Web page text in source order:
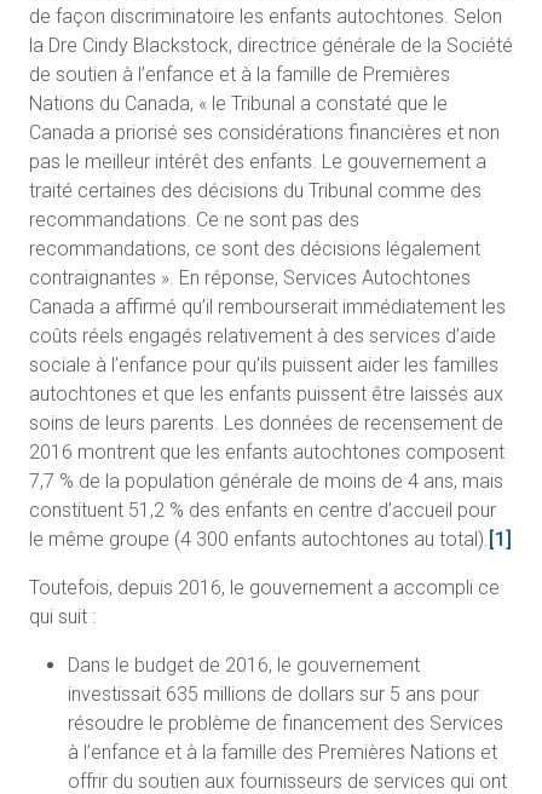
de façon discriminatoire les enfants autochtones. Selon
la Dre Cindy Blackstock, directrice générale de la Société
de soutien à l’enfance et à la famille de Premières
Nations du Canada, « le Tribunal a constaté que le
Canada a priorisé ses considérations financières et non
pas le meilleur intérêt des enfants. Le gouvernement a
traité certaines des décisions du Tribunal comme des
recommandations. Ce ne sont pas des
recommandations, ce sont des décisions légalement
contraignantes ». En réponse, Services Autochtones
Canada a affirmé qu’il rembourserait immédiatement les
coûts réels engagés relativement à des services d’aide
sociale à l’enfance pour qu’ils puissent aider les familles
autochtones et que les enfants puissent être laissés aux
soins de leurs parents. Les données de recensement de
2016 montrent que les enfants autochtones composent
7,7 % de la population générale de moins de 4 ans, mais
constituent 51,2 % des enfants en centre d’accueil pour
le même groupe (4 300 enfants autochtones au total).[1]
Toutefois, depuis 2016, le gouvernement a accompli ce
qui suit :
Dans le budget de 2016, le gouvernement
investissait 635 millions de dollars sur 5 ans pour
résoudre le problème de financement des Services
à l’enfance et à la famille des Premières Nations et
offrir du soutien aux fournisseurs de services qui ont